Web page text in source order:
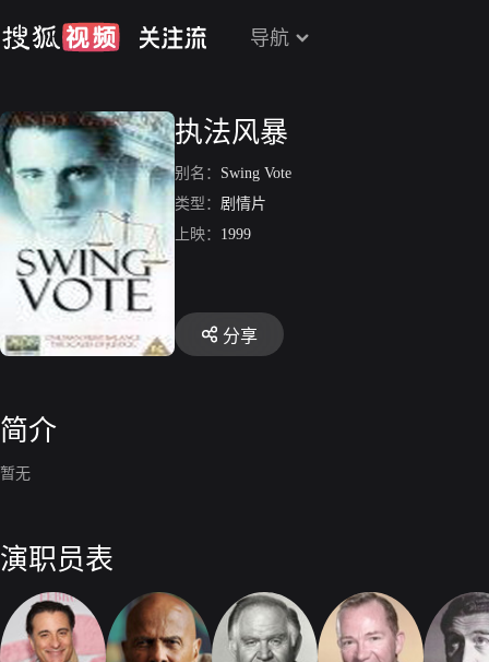
导航
执法风暴
别名： Swing Vote
类型： 剧情片
上映： 1999
分享
简介
暂无
演职员表